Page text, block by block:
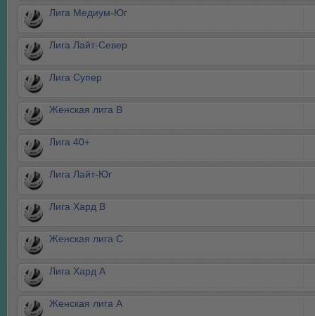
Лига Медиум-Юг
Лига Лайт-Север
Лига Супер
Женская лига В
Лига 40+
Лига Лайт-Юг
Лига Хард В
Женская лига С
Лига Хард А
Женская лига А